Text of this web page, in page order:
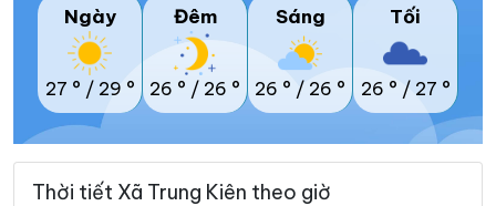
Ngày
27 ° / 29 °
Đêm
26 ° / 26 °
Sáng
26 ° / 26 °
Tối
26 ° / 27 °
Thời tiết Xã Trung Kiên theo giờ